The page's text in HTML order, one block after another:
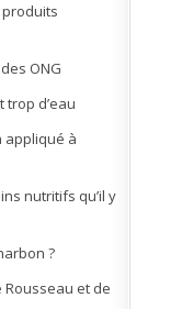
produits
ONG
trop d’eau
appliqué à
nutritifs qu’il y
?
Rousseau et de